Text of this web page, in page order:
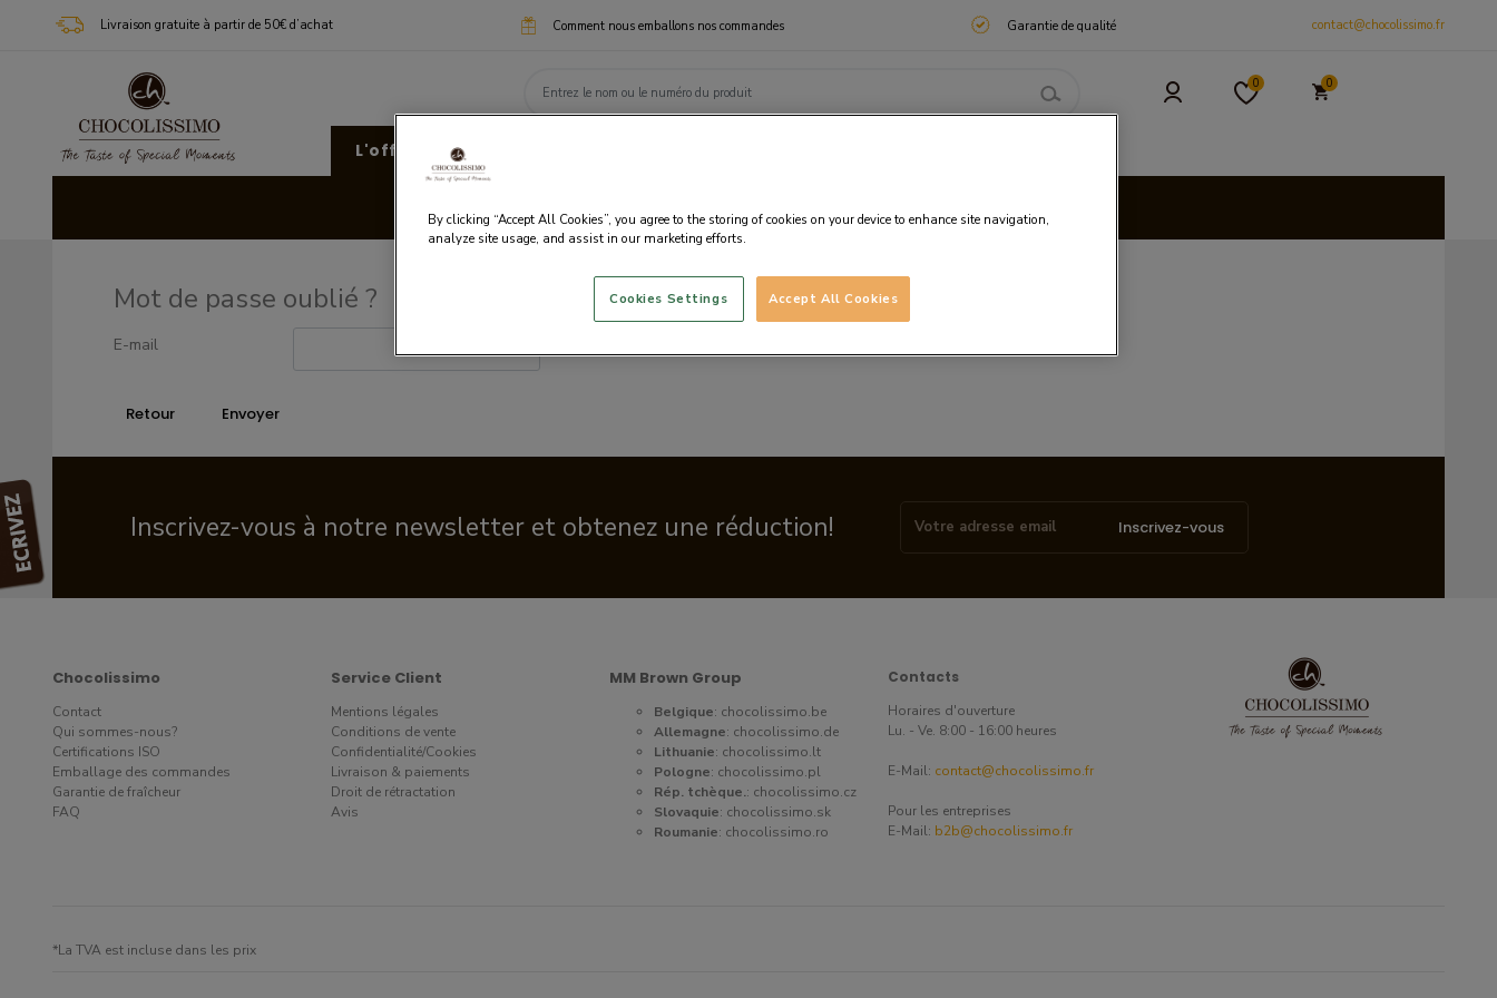
Livraison gratuite à partir de 50€ d’achat Comment nous emballons nos commandes Garantie de qualité contact@chocolissimo.fr
0 0
L'offre Chocolissimo
Mot de passe oublié ?
E-mail
Inscrivez-vous à notre newsletter et obtenez une réduction! Inscrivez-vous
Chocolissimo
Contact
Qui sommes-nous?
Certifications ISO
Emballage des commandes
Garantie de fraîcheur
FAQ
Service Client
Mentions légales
Conditions de vente
Confidentialité/Cookies
Livraison & paiements
Droit de rétractation
Avis
MM Brown Group
Belgique: chocolissimo.be
Allemagne: chocolissimo.de
Lithuanie: chocolissimo.lt
Pologne: chocolissimo.pl
Rép. tchèque.: chocolissimo.cz
Slovaquie: chocolissimo.sk
Roumanie: chocolissimo.ro
Contacts
Horaires d'ouverture
Lu. - Ve. 8:00 - 16:00 heures
E-Mail: contact@chocolissimo.fr
Pour les entreprises
E-Mail: b2b@chocolissimo.fr
*La TVA est incluse dans les prix
By clicking “Accept All Cookies”, you agree to the storing of cookies on your device to enhance site navigation,
analyze site usage, and assist in our marketing efforts.
Accept All Cookies
Cookies Settings